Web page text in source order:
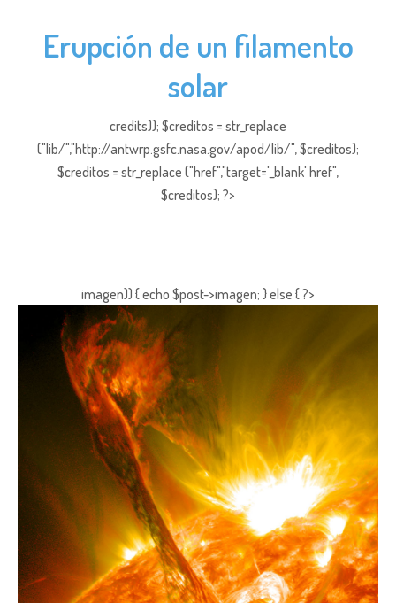
Erupción de un filamento
solar
credits)); $creditos = str_replace
("lib/","http://antwrp.gsfc.nasa.gov/apod/lib/", $creditos);
$creditos = str_replace ("href","target='_blank' href",
$creditos); ?>
imagen)) { echo $post->imagen; } else { ?>